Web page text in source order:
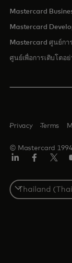
Mastercard
Mastercard
Mastercard ศูนย์กา
ศูนย์เพื่อการเติบโตอ
© Mastercard
Privacy Terms
Select
a
country
เตอร์/
เอ็กซ์